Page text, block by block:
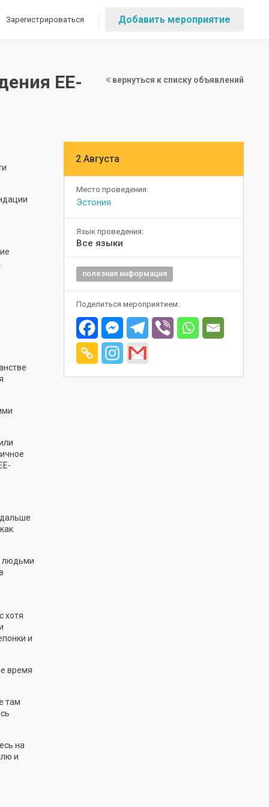
Зарегистрироваться Добавить мероприятие
вернуться к списку объявлений
EE-
людьми
хотя
и
время
там
на
и
2 Августа
Место проведения:
Эстония
Язык проведения:
Все языки
полезная информация
Поделиться мероприятием: